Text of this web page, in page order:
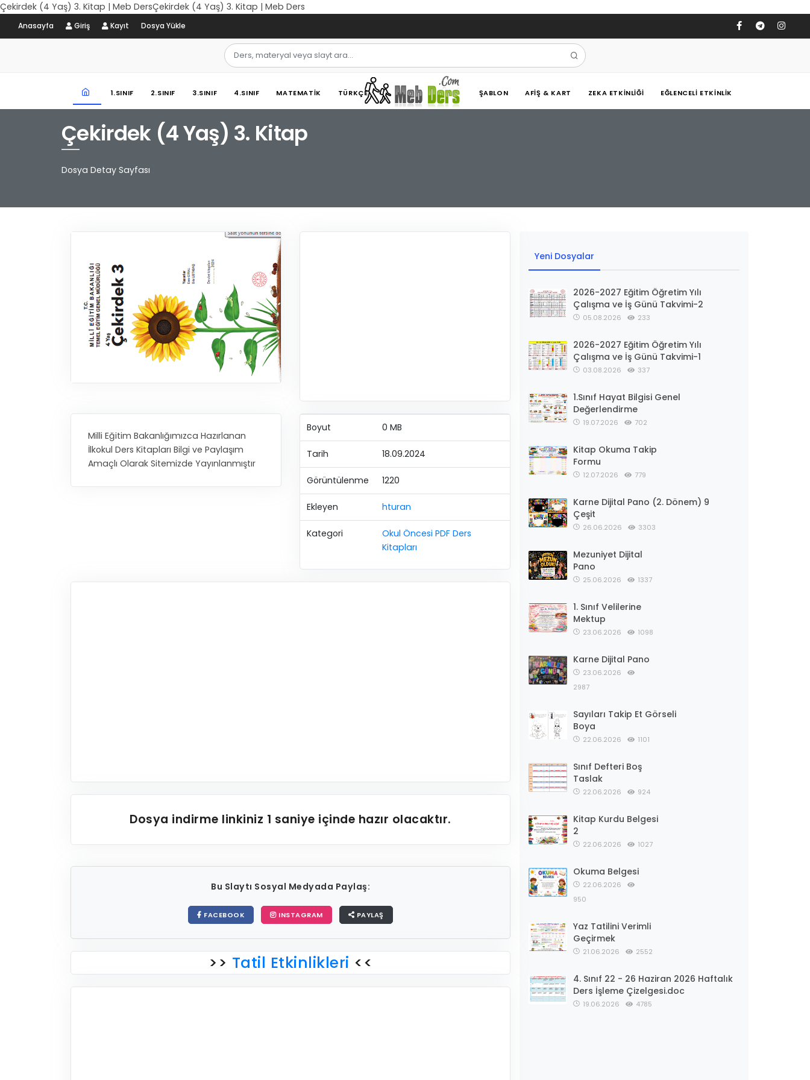
Çekirdek (4 Yaş) 3. Kitap | Meb DersÇekirdek (4 Yaş) 3. Kitap | Meb Ders
Anasayfa Giriş Kayıt Dosya Yükle
1.SINIF 2.SINIF 3.SINIF 4.SINIF MATEMATIK TÜRKÇE ŞABLON AFIŞ & KART ZEKA ETKINLIĞI EĞLENCELI ETKINLIK
Çekirdek (4 Yaş) 3. Kitap
Dosya Detay Sayfası
Milli Eğitim Bakanlığımızca Hazırlanan
İlkokul Ders Kitapları Bilgi ve Paylaşım
Amaçlı Olarak Sitemizde Yayınlanmıştır
Boyut 0 MB
Tarih 18.09.2024
Görüntülenme 1220
Ekleyen hturan
Kategori
Okul Öncesi PDF Ders
Kitapları
Dosya indirme linkiniz 1 saniye içinde hazır olacaktır.
Bu Slaytı Sosyal Medyada Paylaş:
FACEBOOK INSTAGRAM PAYLAŞ
>> Tatil Etkinlikleri <<
Yeni Dosyalar
2026-2027 Eğitim Öğretim Yılı
Çalışma ve İş Günü Takvimi-2
05.08.2026 233
2026-2027 Eğitim Öğretim Yılı
Çalışma ve İş Günü Takvimi-1
03.08.2026 337
1.Sınıf Hayat Bilgisi Genel
Değerlendirme
19.07.2026 702
Kitap Okuma Takip
Formu
12.07.2026 779
Karne Dijital Pano (2. Dönem) 9
Çeşit
26.06.2026 3303
Mezuniyet Dijital
Pano
25.06.2026 1337
1. Sınıf Velilerine
Mektup
23.06.2026 1098
Karne Dijital Pano
23.06.2026
2987
Sayıları Takip Et Görseli
Boya
22.06.2026 1101
Sınıf Defteri Boş
Taslak
22.06.2026 924
Kitap Kurdu Belgesi
2
22.06.2026 1027
Okuma Belgesi
22.06.2026
950
Yaz Tatilini Verimli
Geçirmek
21.06.2026 2552
4. Sınıf 22 - 26 Haziran 2026 Haftalık
Ders İşleme Çizelgesi.doc
19.06.2026 4785